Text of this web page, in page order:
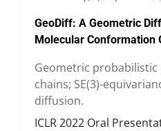
GeoDiff: A Geometric
Molecular Conformation
Geometric probabilistic
chains; SE(3)-
diffusion.
ICLR 2022 Oral